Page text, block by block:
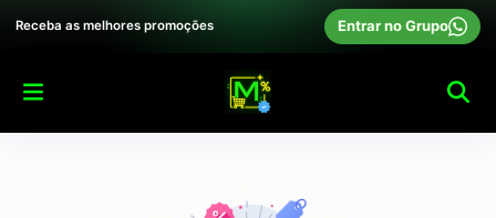
Receba as melhores promoções Entrar no Grupo